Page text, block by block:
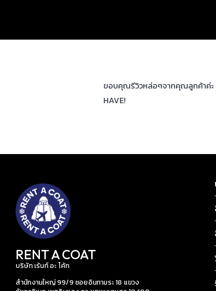
ขอบคุณรีวิวหล่อๆจากคุณลูกค้าค่ะ
HAVE!
RENT A COAT
บริษัท เร้นท์ อะ โค้ท
สำนักงานใหญ่ 99/9 ซอยอินทามระ 18 แขวง